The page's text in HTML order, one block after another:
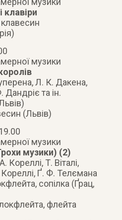
клавіри
музики
Л. К. Дакена,
та ін.
(Львів)
музики
музики) (2)
Т. Віталі,
Ґ. Ф. Телємана
сопілка (Ґрац,
флейта